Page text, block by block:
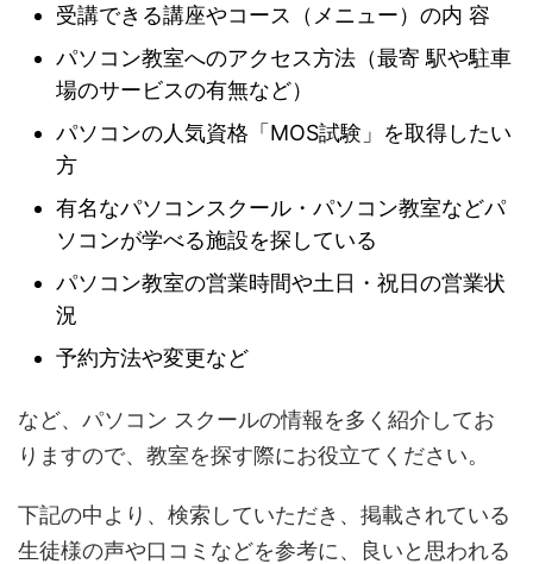
受講できる講座やコース（メニュー）の内 容
パソコン教室へのアクセス方法（最寄 駅や駐車
場のサービスの有無など）
パソコンの人気資格「MOS試験」を取得したい
方
有名なパソコンスクール・パソコン教室などパ
ソコンが学べる施設を探している
パソコン教室の営業時間や土日・祝日の営業状
況
予約方法や変更など
など、パソコン スクールの情報を多く紹介してお
りますので、教室を探す際にお役立てください。
下記の中より、検索していただき、掲載されている
生徒様の声や口コミなどを参考に、良いと思われる